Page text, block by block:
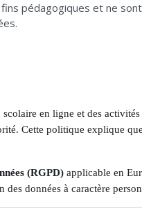
pédagogiques et ne
en ligne et des
Cette politique explique
(RGPD)applicable en
des données à caractère